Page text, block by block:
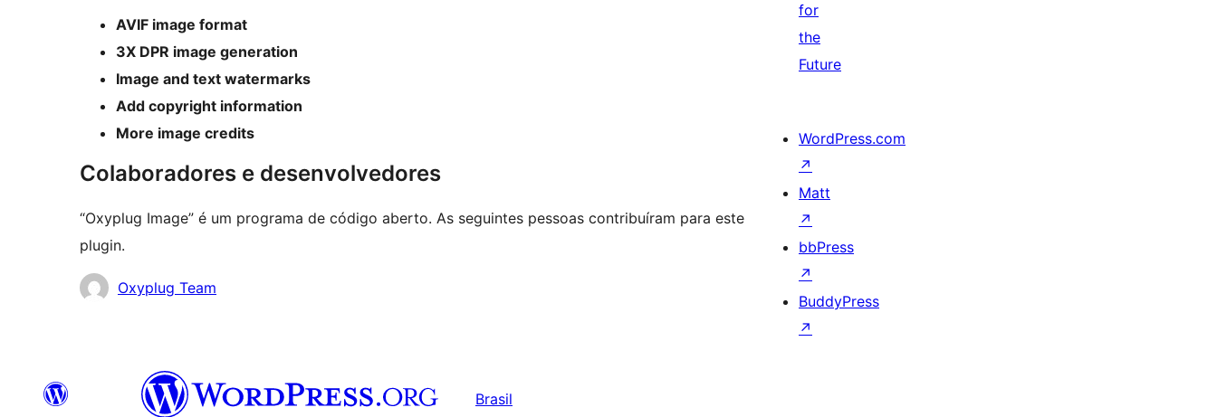
AVIF image format
3X DPR image generation
Image and text watermarks
Add copyright information
More image credits
Colaboradores e desenvolvedores
“Oxyplug Image” é um programa de código aberto. As seguintes pessoas contribuíram para este
plugin.
Colaboradores
Oxyplug Team
for
the
Future
WordPress.com
↗
Matt
↗
bbPress
↗
BuddyPress
↗
Brasil